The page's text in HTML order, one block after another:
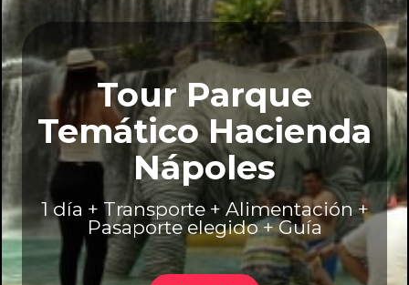
Tour Parque
Temático Hacienda
Nápoles
1 día + Transporte + Alimentación +
Pasaporte elegido + Guía